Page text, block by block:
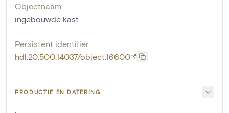
Objectnaam
ingebouwde kast
Persistent identifier
hdl:20.500.14037/object.16600
PRODUCTIE EN DATERING